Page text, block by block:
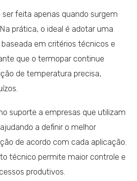
feita apenas quando surgem
prática, o ideal é adotar uma
em critérios técnicos e
que o termopar continue
de temperatura precisa,
suporte a empresas que utilizam
a definir o melhor
de acordo com cada aplicação.
técnico permite maior controle e
produtivos.